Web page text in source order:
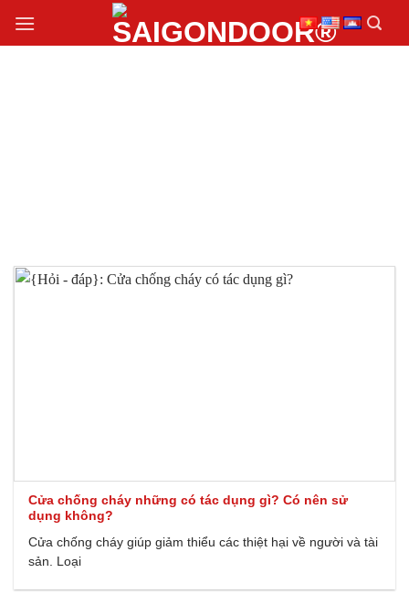
đến
Cửa chống cháy những có tác dụng gì? Có nên sử
dụng không?
Cửa chống cháy giúp giảm thiểu các thiệt hại về người và tài
sản. Loại